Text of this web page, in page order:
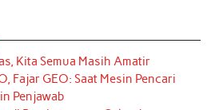
Kita Semua Masih Amatir
Fajar GEO: Saat Mesin Pencari
Penjawab